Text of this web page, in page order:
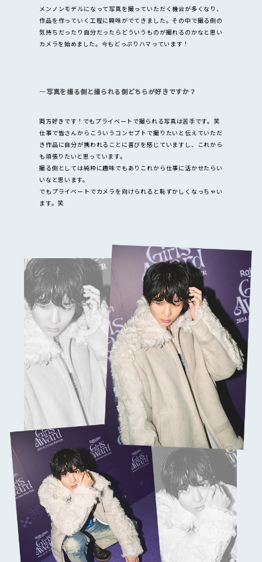
メンノンモデルになって写真を撮っていただく機会が多くなり、
作品を作っていく工程に興味がでてきました。その中で撮る側の
気持ちだったり自分だったらどういうものが撮れるのかなと思い
カメラを始めました。今もどっぷりハマっています！
―写真を撮る側と撮られる側どちらが好きですか？
両方好きです！でもプライベートで撮られる写真は苦手です。笑
仕事で皆さんからこういうコンセプトで撮りたいと伝えていただ
き作品に自分が携われることに喜びを感じていますし、これから
も頑張りたいと思っています。
撮る側としては純粋に趣味でもありこれから仕事に活かせたらい
いなと思います。
でもプライベートでカメラを向けられると恥ずかしくなっちゃい
ます。笑